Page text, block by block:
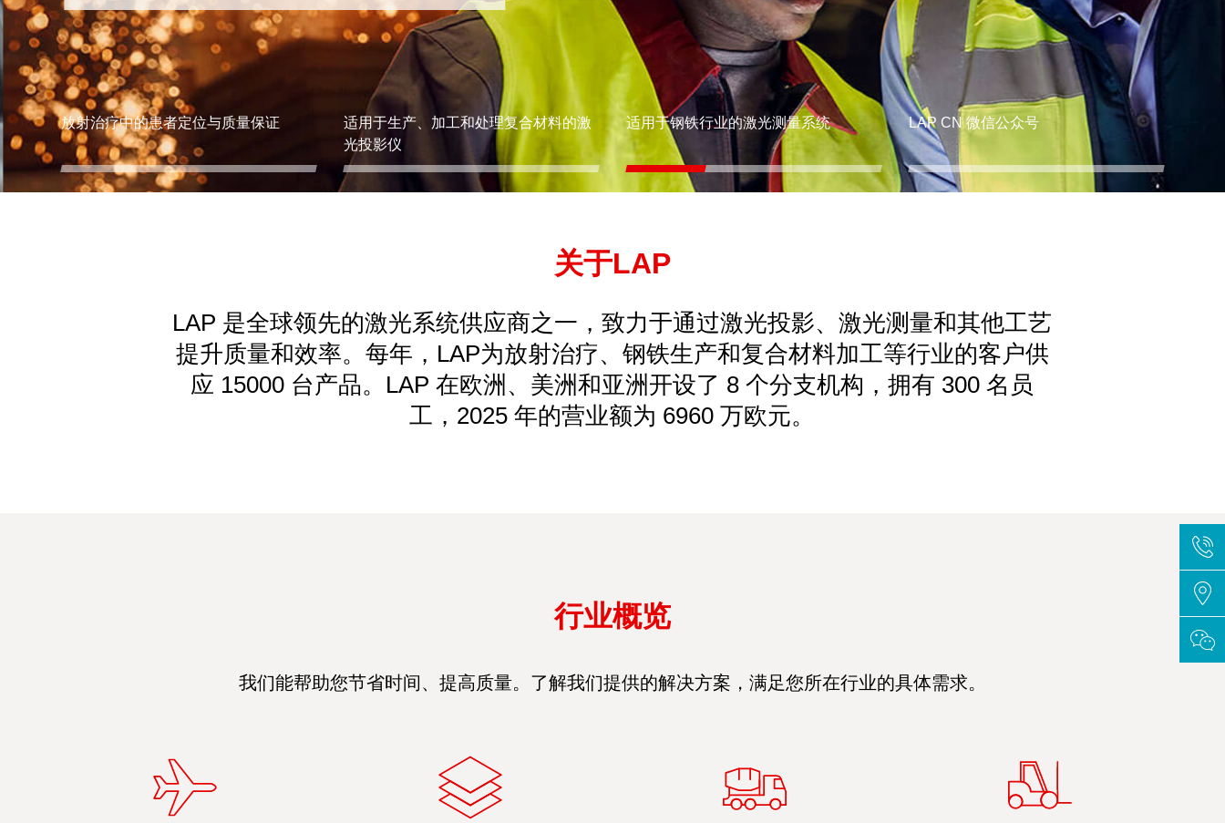
放射治疗中的患者定位与质量保证
适用于生产、加工和处理复合材料的激
光投影仪
适用于钢铁行业的激光测量系统 LAP CN 微信公众号
关于LAP
LAP 是全球领先的激光系统供应商之一，致力于通过激光投影、激光测量和其他工艺
提升质量和效率。每年，LAP为放射治疗、钢铁生产和复合材料加工等行业的客户供
应 15000 台产品。LAP 在欧洲、美洲和亚洲开设了 8 个分支机构，拥有 300 名员
工，2025 年的营业额为 6960 万欧元。
行业概览
我们能帮助您节省时间、提高质量。了解我们提供的解决方案，满足您所在行业的具体需求。